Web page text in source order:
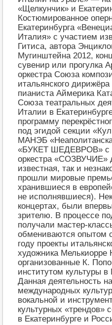
«Щелкунчик» и
Костюмированное
Екатеринбурга
Италия» с участием
Гитиса, автора
Мугинштейна 2012,
сувенир или прогулка
оркестра Союза
итальянского
пианиста Аймерика
Союза театральных
Италии в
программу
под эгидой секции
МАНЭБ
«БУКЕТ ШЕДЕВРОВ» с
оркестра «СОЗВУЧИЕ»
известная, так и
прошли мировые
хранившиеся в
не исполнявшиеся).
концертах, были
зрителю. В процессе
получали мастер-
обмениваются опытом
году проекты
художника
организованные К.
институтом культуры в
Данная деятельность
международных
вокальной и
культурных «трендов»
в Екатеринбурге и